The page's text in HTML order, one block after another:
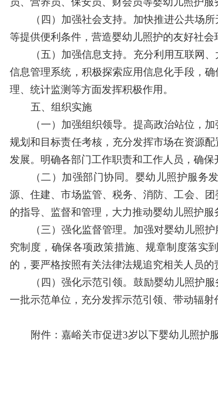
（四）加强社会支持。 加快推进公共场
等提供便利条件，营造婴幼儿照护的友好社会
（五）加强信息支持。 充分利用互联网
信息管理系统 ， 积极探索应用信息化手段 ， 确
理、统计监测等方面发挥积极作用。
五、组织实施
（一）加强组织领导。 提高政治站位，
规划和目标责任考核，充分发挥市场在资源
发展。明确各部门工作职责和工作人员，确
（二）加强部门协同。 婴幼儿照护服务
源、住建、市场监管、税务、消防、工会、
的指导、监督和管理，大力推动婴幼儿照护服
（三）强化监督管理。 加强对婴幼儿照
究制度，确保各项政策措施、规章制度落实
的，要严格按照有关法律法规追究相关人员的
（四）强化示范引领。 鼓励婴幼儿照护
一批示范单位，充分发挥示范引领、带动辐
附件：嘉峪关市促进3岁以下婴幼儿照护